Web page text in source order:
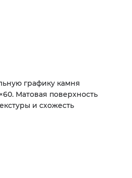
графику камня
Матовая поверхность
и схожесть